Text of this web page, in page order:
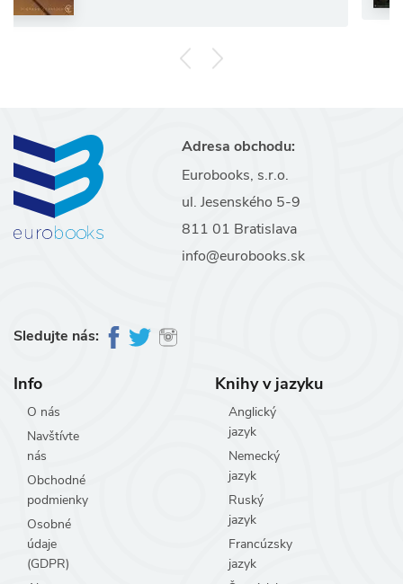
Adresa obchodu:
Eurobooks, s.r.o.
ul. Jesenského 5-9
811 01 Bratislava
info@eurobooks.sk
Sledujte nás:
Info
O nás
Navštívte
nás
Obchodné
podmienky
Osobné
údaje
(GDPR)
Knihy v jazyku
Anglický
jazyk
Nemecký
jazyk
Ruský
jazyk
Francúzsky
jazyk